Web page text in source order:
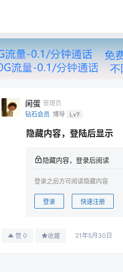
闲蛋 管理员
钻石会员 博导 Lv7
隐藏内容，登陆后显示
隐藏内容，登录后阅读
登录之后方可阅读隐藏内容
登录 快速注册
赞 0 收藏 21年5月30日